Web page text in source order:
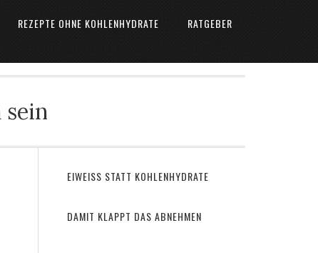
REZEPTE OHNE KOHLENHYDRATE RATGEBER
sein
EIWEISS STATT KOHLENHYDRATE
DAMIT KLAPPT DAS ABNEHMEN